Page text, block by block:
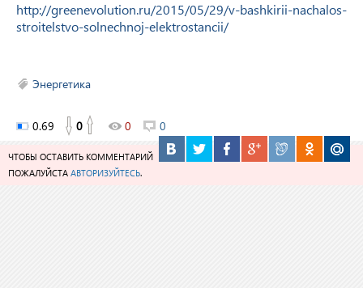
http://greenevolution.ru/2015/05/29/v-bashkirii-nachalos-
stroitelstvo-solnechnoj-elektrostancii/
Энергетика
0.69 0 0 0
ЧТОБЫ ОСТАВИТЬ КОММЕНТАРИЙ
ПОЖАЛУЙСТА АВТОРИЗУЙТЕСЬ.